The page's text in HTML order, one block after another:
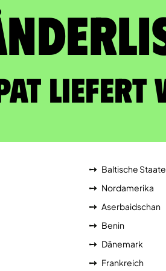
liefert
Baltische
Nordamerika
Aserbaidschan
Benin
Dänemark
Frankreich